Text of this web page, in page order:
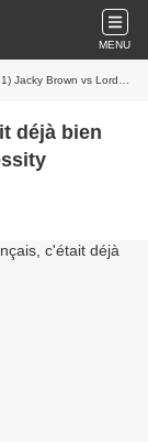
MENU
Brown vs Lord Kossity
déjà bien